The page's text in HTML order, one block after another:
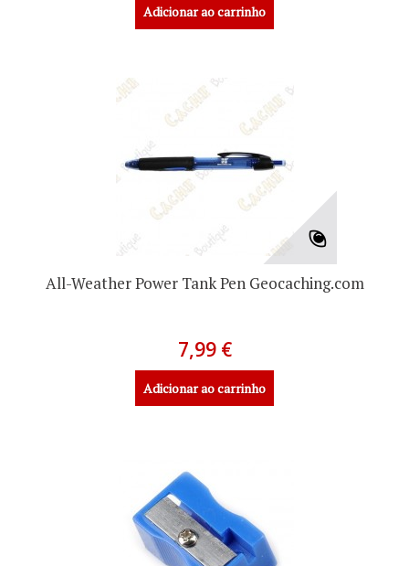
Adicionar ao carrinho
All-Weather Power Tank Pen Geocaching.com
7,99 €
Adicionar ao carrinho